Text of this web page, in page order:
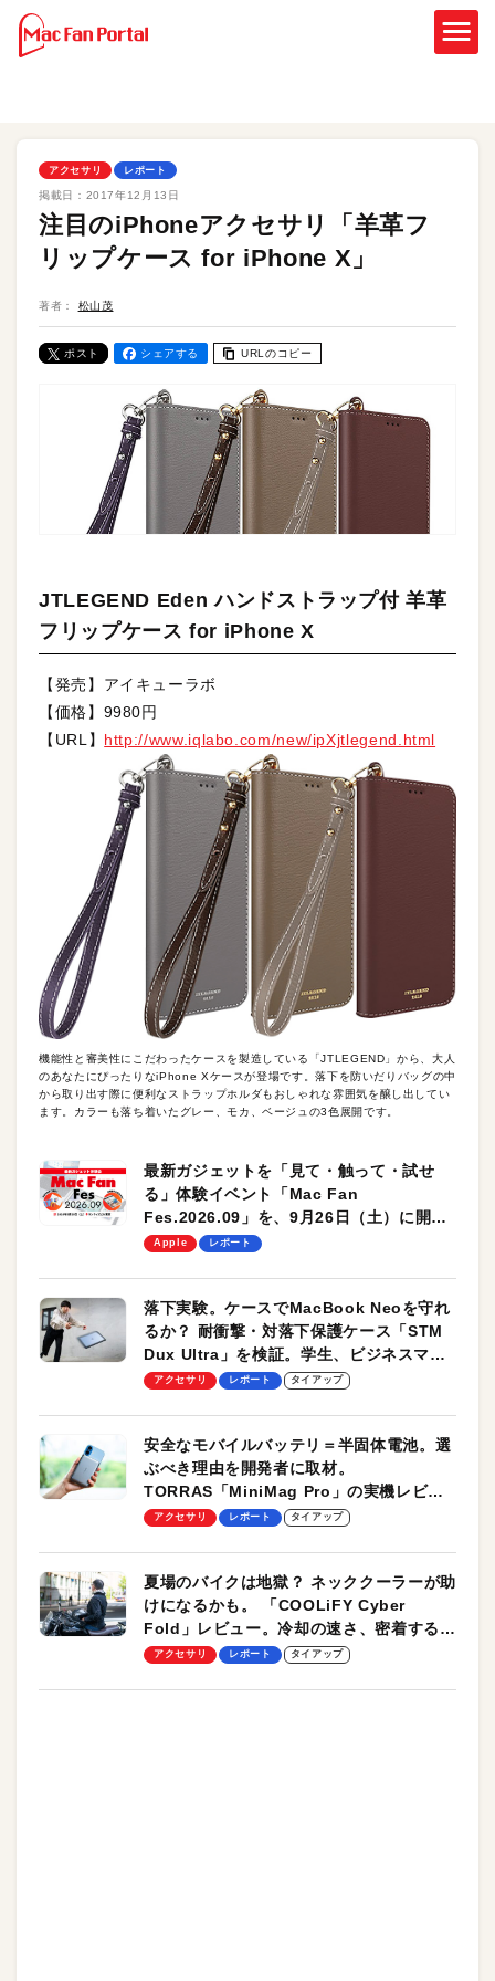
アクセサリ レポート
掲載日： 2017年12月13日
注目のiPhoneアクセサリ「羊革フ
リップケース for iPhone X」
著者： 松山茂
ポスト シェアする URLのコピー
JTLEGEND Eden ハンドストラップ付 羊革
フリップケース for iPhone X
【発売】アイキューラボ
【価格】9980円
【URL】 http://www.iqlabo.com/new/ipXjtlegend.html
機能性と審美性にこだわったケースを製造している「JTLEGEND」から、大人
のあなたにぴったりなiPhone Xケースが登場です。落下を防いだりバッグの中
から取り出す際に便利なストラップホルダもおしゃれな雰囲気を醸し出してい
ます。カラーも落ち着いたグレー、モカ、ベージュの3色展開です。
最新ガジェットを「見て・触って・試せ
る」体験イベント「Mac Fan
Fes.2026.09」を、9月26日（土）に開催
します！
Apple レポート
落下実験。ケースでMacBook Neoを守れ
るか？ 耐衝撃・対落下保護ケース「STM
Dux Ultra」を検証。学生、ビジネスマン
のモバイルユースに最適！
アクセサリ レポート タイアップ
安全なモバイルバッテリ＝半固体電池。選
ぶべき理由を開発者に取材。
TORRAS「MiniMag Pro」の実機レビュ
ーも
アクセサリ レポート タイアップ
夏場のバイクは地獄？ ネッククーラーが助
けになるかも。 「COOLiFY Cyber
Fold」レビュー。冷却の速さ、密着する冷
却プレート、シンプルな操作性がグッド！
アクセサリ レポート タイアップ